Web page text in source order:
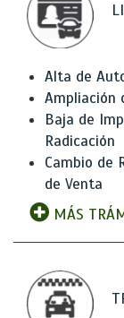
Alta de
Ampliación
Baja de
Radicación
Cambio de
de Venta
MÁS